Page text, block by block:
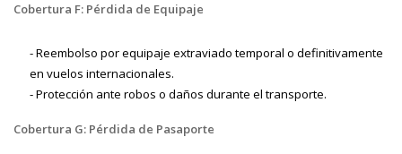
Cobertura F: Pérdida de Equipaje
- Reembolso por equipaje extraviado temporal o definitivamente
en vuelos internacionales.
- Protección ante robos o daños durante el transporte.
Cobertura G: Pérdida de Pasaporte